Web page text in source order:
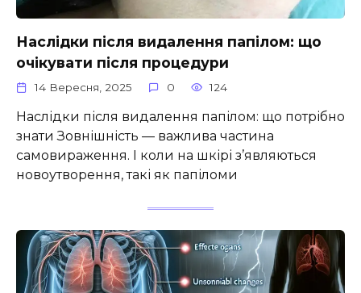
Наслідки після видалення папілом: що
очікувати після процедури
14 Вересня, 2025 0 124
Наслідки після видалення папілом: що потрібно
знати Зовнішність — важлива частина
самовираження. І коли на шкірі з’являються
новоутворення, такі як папіломи